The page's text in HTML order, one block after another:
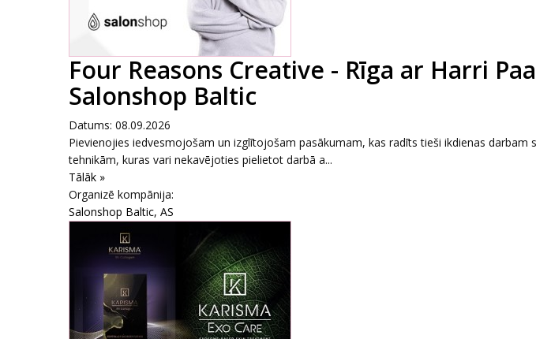
Four Reasons Creative - Rīga ar Harri
Salonshop Baltic
Datums: 08.09.2026
Pievienojies iedvesmojošam un izglītojošam pasākumam, kas radīts tieši ikdienas darbam
tehnikām, kuras vari nekavējoties pielietot darbā a...
Tālāk »
Organizē kompānija:
Salonshop Baltic, AS